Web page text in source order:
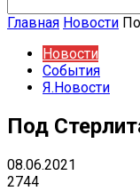
Главная Новости
Новости
События
Я.Новости
Под
08.06.2021
2744